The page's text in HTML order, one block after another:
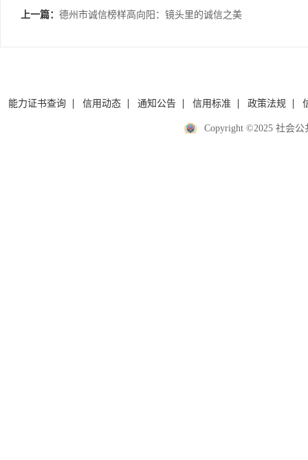
上一篇： 德州市诚信榜样高向阳：镜头里的诚信之美
能力证书查询 信用动态 通知公告 信用标准 政策法规
Copyright ©2025 社会